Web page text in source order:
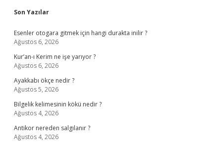
Sidebar
Son Yazılar
Esenler otogara gitmek için hangi durakta inilir ?
Ağustos 6, 2026
Kur’an-ı Kerim ne işe yarıyor ?
Ağustos 6, 2026
Ayakkabı ökçe nedir ?
Ağustos 5, 2026
Bilgelik kelimesinin kökü nedir ?
Ağustos 4, 2026
Antikor nereden salgılanır ?
Ağustos 4, 2026